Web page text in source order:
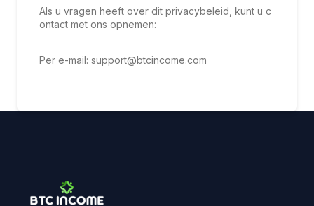
Als u vragen heeft over dit privacybeleid, kunt u c
ontact met ons opnemen:
Per e-mail: support@btcincome.com